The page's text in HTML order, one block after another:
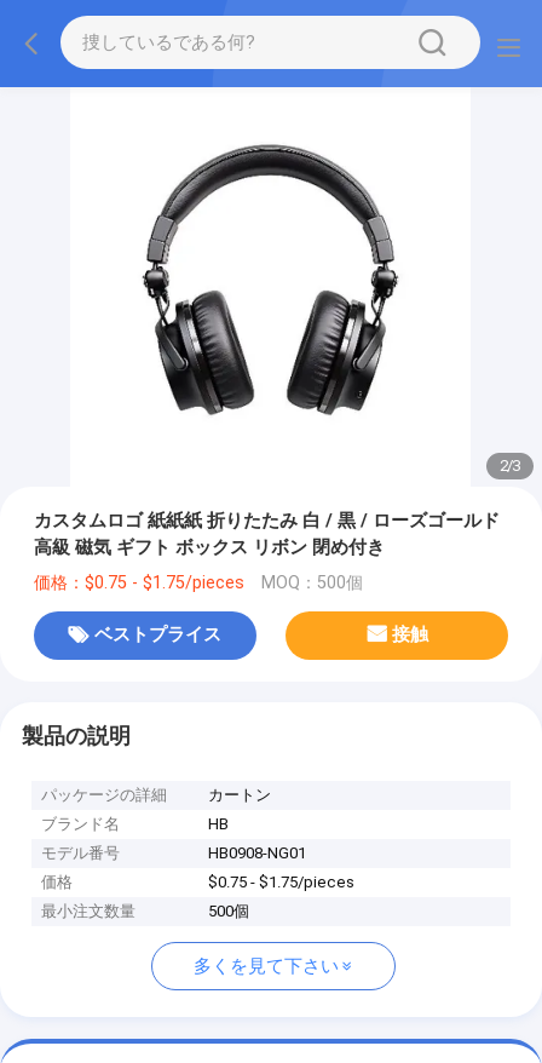
2/3
カスタムロゴ 紙紙紙 折りたたみ 白 / 黒 / ローズゴールド
高級 磁気 ギフト ボックス リボン 閉め付き
価格：$0.75 - $1.75/pieces MOQ：500個
ベストプライス 接触
製品の説明
パッケージの詳細
カートン
ブランド名
HB
モデル番号
HB0908-NG01
価格
$0.75 - $1.75/pieces
最小注文数量
500個
多くを見て下さい